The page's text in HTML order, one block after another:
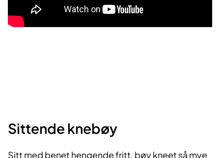
Sittende knebøy
Sitt med benet hengende fritt, bøy kneet så mye